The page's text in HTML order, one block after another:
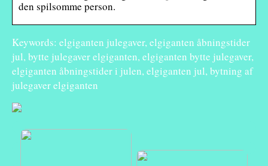
den spilsomme person.
Keywords: elgiganten julegaver, elgiganten åbningstider
jul, bytte julegaver elgiganten, elgiganten bytte julegaver,
elgiganten åbningstider i julen, elgiganten jul, bytning af
julegaver elgiganten